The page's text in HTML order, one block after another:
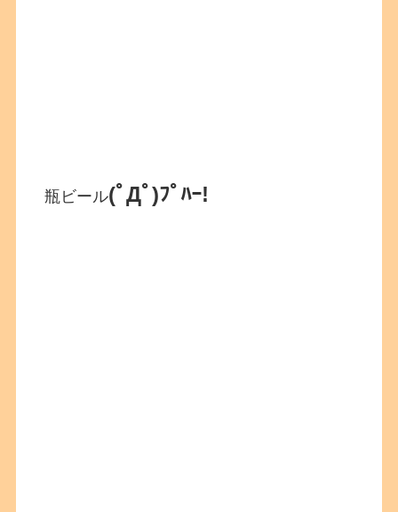
瓶ビール(ﾟДﾟ)ﾌﾟﾊｰ!